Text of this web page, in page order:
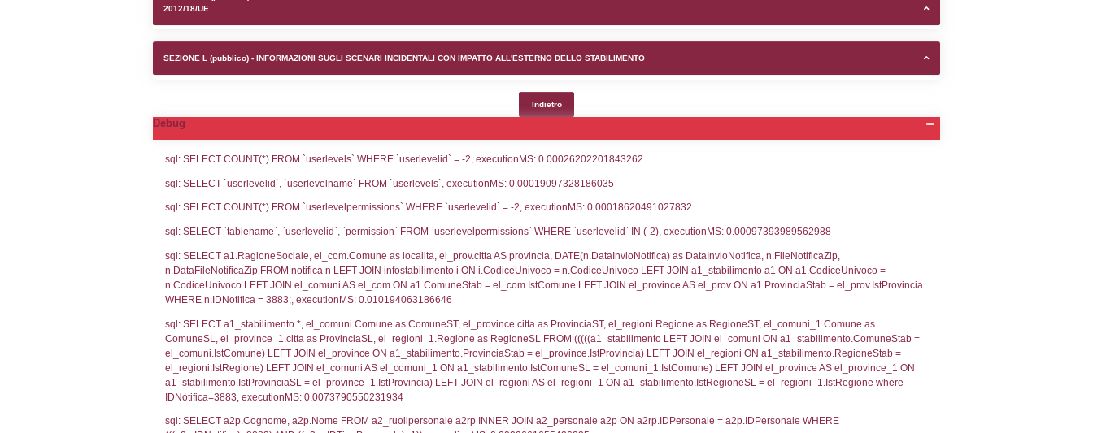
SEZIONE D (pubblico) - INFORMAZIONI GENERALI SU AUTORIZZAZIONI/CERTIFICAZIONI E STATO DEI CONTROLLO A CUI è SOGGETTO
SEZIONE F (pubblico) - DESCRIZIONE DELL'AMBIENTE/TERRITORIO CIRCOSTANTE LO STABILIMENTO
SEZIONE H (pubblico) - DESCRIZIONE SINTETICA DELLO STABILIMENTO E RIEPILOGO SOSTANZE PERICOLOSE DI CUI ALL'ALLEGATO
2012/18/UE
SEZIONE L (pubblico) - INFORMAZIONI SUGLI SCENARI INCIDENTALI CON IMPATTO ALL'ESTERNO DELLO STABILIMENTO